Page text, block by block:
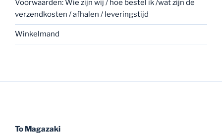
Voorwaarden: Wie zijn wij / hoe bestel ik /wat zijn de
verzendkosten / afhalen / leveringstijd
Winkelmand
To Magazaki